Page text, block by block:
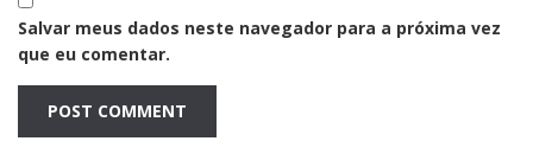
Salvar meus dados neste navegador para a próxima vez
que eu comentar.